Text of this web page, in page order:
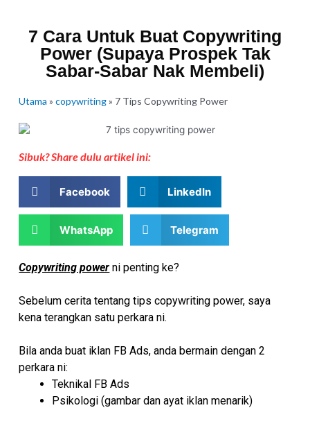
7 Cara Untuk Buat Copywriting
Power (Supaya Prospek Tak
Sabar-Sabar Nak Membeli)
Utama »copywriting» 7 Tips Copywriting Power
Sibuk? Share dulu artikel ini:
Facebook LinkedIn
WhatsApp Telegram
Copywriting power ni penting ke?
Sebelum cerita tentang tips copywriting power, saya
kena terangkan satu perkara ni.
Bila anda buat iklan FB Ads, anda bermain dengan 2
perkara ni:
Teknikal FB Ads
Psikologi (gambar dan ayat iklan menarik)